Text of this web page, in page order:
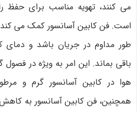
می کنند، تهویه مناسب برای حفظ
است. فن کابین آسانسور کمک می کند
طور مداوم در جریان باشد و
باقی بماند. این امر به ویژه در
هوا در کابین آسانسور گرم و
همچنین، فن کابین آسانسور به